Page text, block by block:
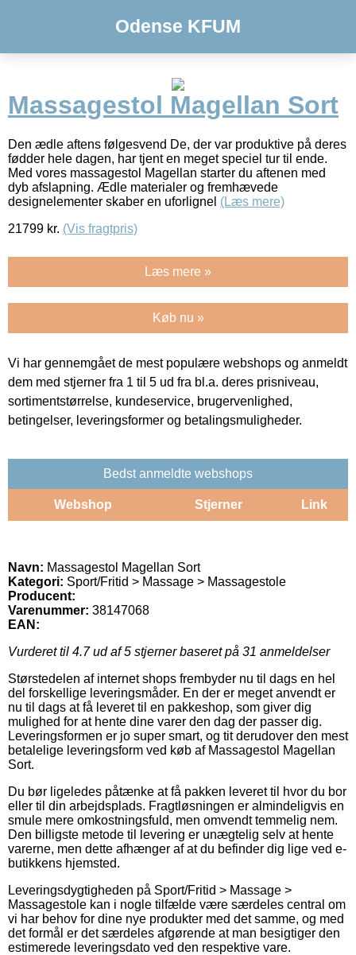
Odense KFUM
Massagestol Magellan Sort
Den ædle aftens følgesvend De, der var produktive på deres
fødder hele dagen, har tjent en meget speciel tur til ende.
Med vores massagestol Magellan starter du aftenen med
dyb afslapning. Ædle materialer og fremhævede
designelementer skaber en uforlignel (Læs mere)
21799 kr. (Vis fragtpris)
Læs mere »
Køb nu »
Vi har gennemgået de mest populære webshops og anmeldt
dem med stjerner fra 1 til 5 ud fra bl.a. deres prisniveau,
sortimentstørrelse, kundeservice, brugervenlighed,
betingelser, leveringsformer og betalingsmuligheder.
Bedst anmeldte webshops
Webshop Stjerner Link
Navn: Massagestol Magellan Sort
Kategori: Sport/Fritid > Massage > Massagestole
Producent:
Varenummer: 38147068
EAN:
Vurderet til 4.7ud af 5 stjerner baseret på 31 anmeldelser
Størstedelen af internet shops frembyder nu til dags en hel
del forskellige leveringsmåder. En der er meget anvendt er
nu til dags at få leveret til en pakkeshop, som giver dig
mulighed for at hente dine varer den dag der passer dig.
Leveringsformen er jo super smart, og tit derudover den mest
betalelige leveringsform ved køb af Massagestol Magellan
Sort.
Du bør ligeledes påtænke at få pakken leveret til hvor du bor
eller til din arbejdsplads. Fragtløsningen er almindeligvis en
smule mere omkostningsfuld, men omvendt temmelig nem.
Den billigste metode til levering er unægtelig selv at hente
varerne, men dette afhænger af at du befinder dig lige ved e-
butikkens hjemsted.
Leveringsdygtigheden på Sport/Fritid > Massage >
Massagestole kan i nogle tilfælde være særdeles central om
vi har behov for dine nye produkter med det samme, og med
det formål er det særdeles afgørende at man besigtiger den
estimerede leveringsdato ved den respektive vare.